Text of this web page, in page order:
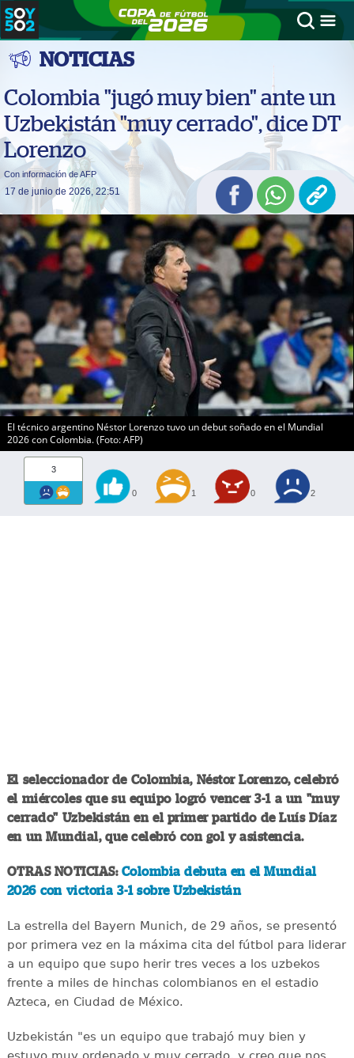
NOTICIAS
Colombia "jugó muy bien" ante un
Uzbekistán "muy cerrado", dice DT
Lorenzo
Con información de AFP
17 de junio de 2026, 22:51
El técnico argentino Néstor Lorenzo tuvo un debut soñado en el Mundial
2026 con Colombia. (Foto: AFP)
3
0 1 0 2
El seleccionador de Colombia, Néstor Lorenzo, celebró
el miércoles que su equipo logró vencer 3-1 a un "muy
cerrado" Uzbekistán en el primer partido de Luís Díaz
en un Mundial, que celebró con gol y asistencia.
OTRAS NOTICIAS: Colombia debuta en el Mundial
2026 con victoria 3-1 sobre Uzbekistán
La estrella del Bayern Munich, de 29 años, se presentó
por primera vez en la máxima cita del fútbol para liderar
a un equipo que supo herir tres veces a los uzbekos
frente a miles de hinchas colombianos en el estadio
Azteca, en Ciudad de México.
Uzbekistán "es un equipo que trabajó muy bien y